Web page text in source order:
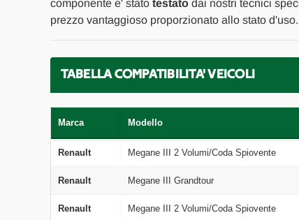
componente e' stato testatodai nostri tecnici
prezzo vantaggioso proporzionato allo stato d'uso.
TABELLA COMPATIBILITA' VEICOLI
Marca Modello
Renault Megane III 2 Volumi/Coda Spiovente
Renault Megane III Grandtour
Renault Megane III 2 Volumi/Coda Spiovente